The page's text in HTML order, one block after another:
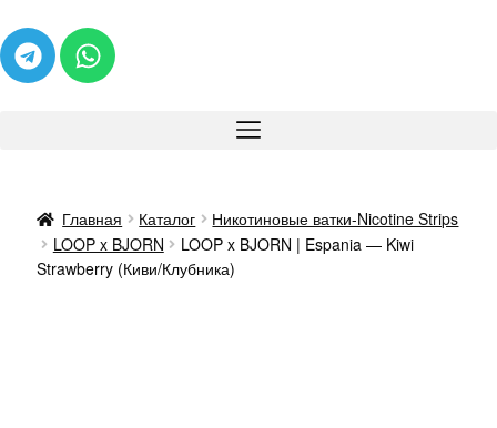
Главная Каталог
Никотиновые ватки-Nicotine Strips
LOOP x BJORN
LOOP x BJORN | Espania — Kiwi
Strawberry (Киви/Клубника)